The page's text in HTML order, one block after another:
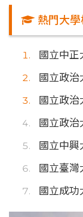
熱門大學
國立中正
國立政治
國立政治
國立政治
國立中興
國立臺灣
國立成功